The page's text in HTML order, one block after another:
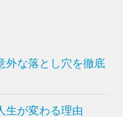
外な落とし穴を徹底
生が変わる理由